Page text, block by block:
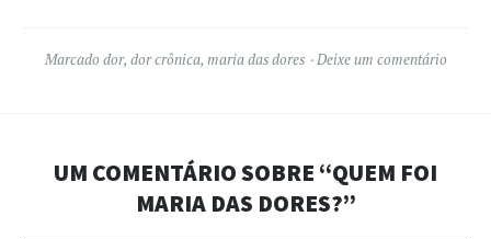
Marcado dor, dor crônica, maria das dores Deixe um comentário
UM COMENTÁRIO SOBRE “QUEM FOI
MARIA DAS DORES?”